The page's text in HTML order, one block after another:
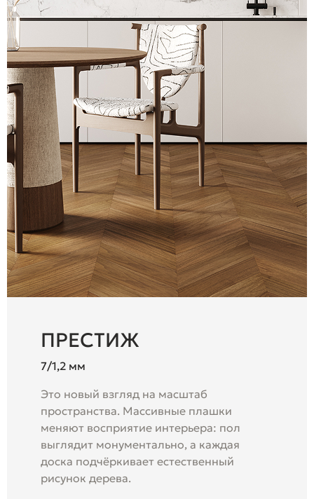
ПРЕСТИЖ
7/1,2 мм
Это новый взгляд на масштаб
пространства. Массивные плашки
меняют восприятие интерьера: пол
выглядит монументально, а каждая
доска подчёркивает естественный
рисунок дерева.